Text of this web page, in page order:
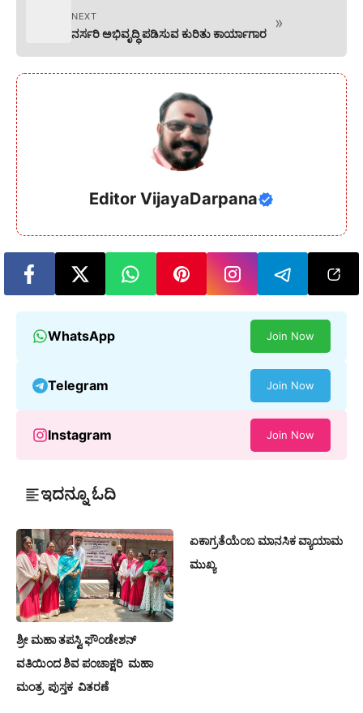
NEXT
ನರ್ಸರಿ ಅಭಿವೃದ್ಧಿ ಪಡಿಸುವ ಕುರಿತು ಕಾರ್ಯಾಗಾರ
»
Editor VijayaDarpana
WhatsApp Join Now
Telegram Join Now
Instagram Join Now
ಇದನ್ನೂ ಓದಿ
ಶ್ರೀ ಮಹಾ ತಪಸ್ವಿ ಫೌಂಡೇಶನ್
ವತಿಯಿಂದ ಶಿವ ಪಂಚಾಕ್ಷರಿ ಮಹಾ
ಮಂತ್ರ ಪುಸ್ತಕ ವಿತರಣೆ
ಏಕಾಗ್ರತೆಯೆಂಬ ಮಾನಸಿಕ ವ್ಯಾಯಾಮ
ಮುಖ್ಯ